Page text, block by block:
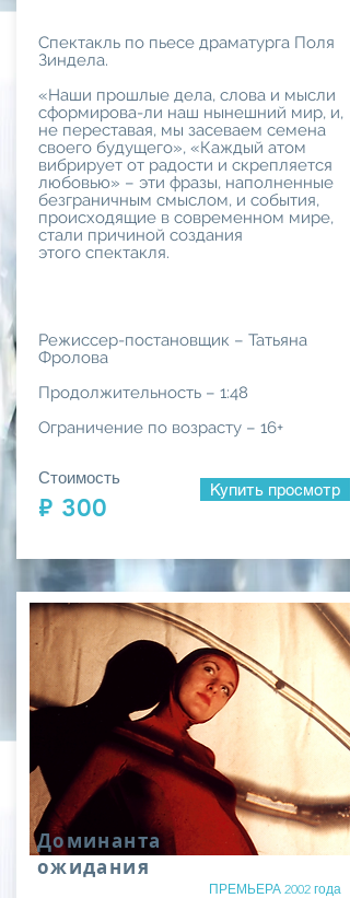
Спектакль по пьесе драматурга Поля
Зиндела.
«Наши прошлые дела, слова и мысли
сформирова-ли наш нынешний мир, и,
не переставая, мы засеваем семена
своего будущего», «Каждый атом
вибрирует от радости и скрепляется
любовью» – эти фразы, наполненные
безграничным смыслом, и события,
происходящие в современном мире,
стали причиной создания
этого спектакля.
Режиссер-постановщик – Татьяна
Фролова
Продолжительность – 1:48
Ограничение по возрасту – 16+
Стоимость
₽ 300
Купить просмотр
Доминанта
ожидания
ПРЕМЬЕРА 2002 года